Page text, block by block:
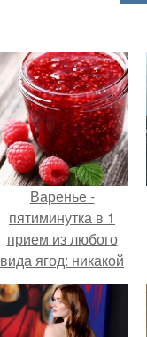
Варенье -
пятиминутка в 1
прием из любого
вида ягод: никакой
длительной варки,
все витамины на
месте!